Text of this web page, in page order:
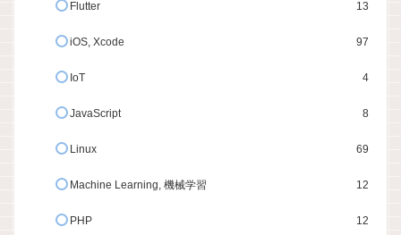
Flutter 13
iOS, Xcode 97
IoT 4
JavaScript 8
Linux 69
Machine Learning, 機械学習 12
PHP 12